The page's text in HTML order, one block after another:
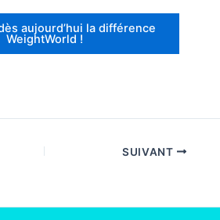
aujourd’hui la différence
WeightWorld !
SUIVANT